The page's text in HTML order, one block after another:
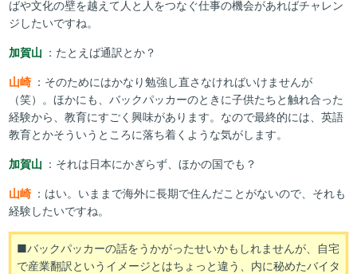
ばや文化の壁を越えて人と人をつなぐ仕事の機会があればチャレン
ジしたいですね。
加賀山 ：たとえば通訳とか？
山崎 ：そのためにはかなり勉強し直さなければいけませんが
（笑）。ほかにも、バックパッカーのときに子供たちと触れ合った
経験から、教育にすごく興味があります。なので最終的には、英語
教育とかそういうところに落ち着くような気がします。
加賀山 ：それは日本にかぎらず、ほかの国でも？
山崎 ：はい。いままで海外に長期で住んだことがないので、それも
経験したいですね。
■バックパッカーの話をうかがったせいかもしれませんが、自宅
で産業翻訳というイメージとはちょっと違う、内に秘めたバイタ